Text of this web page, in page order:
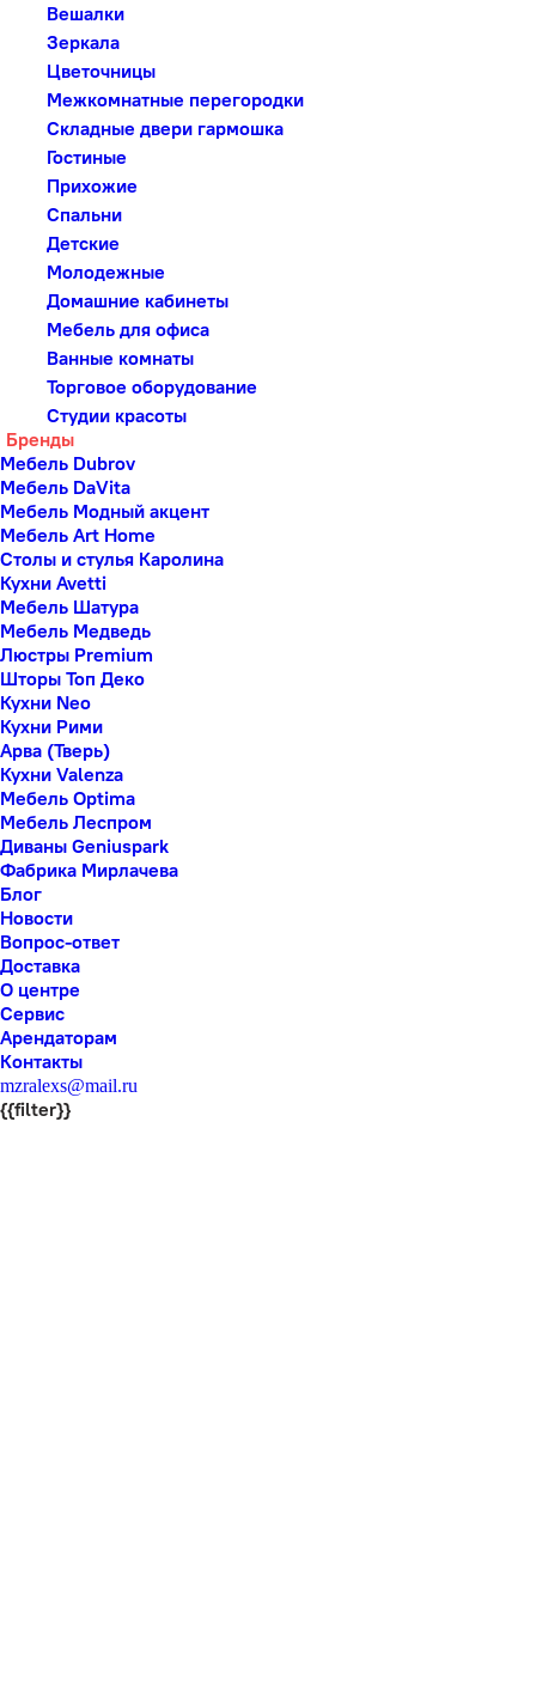
Вешалки
Зеркала
Цветочницы
Межкомнатные перегородки
Складные двери гармошка
Гостиные
Прихожие
Спальни
Детские
Молодежные
Домашние кабинеты
Мебель для офиса
Ванные комнаты
Торговое оборудование
Студии красоты
Бренды
Мебель Dubrov
Мебель DaVita
Мебель Модный акцент
Мебель Art Home
Столы и стулья Каролина
Кухни Avetti
Мебель Шатура
Мебель Медведь
Люстры Premium
Шторы Топ Деко
Кухни Neo
Кухни Рими
Арва (Тверь)
Кухни Valenza
Мебель Optima
Мебель Леспром
Диваны Geniuspark
Фабрика Мирлачева
Блог
Новости
Вопрос-ответ
Доставка
О центре
Сервис
Арендаторам
Контакты
mzralexs@mail.ru
{{filter}}